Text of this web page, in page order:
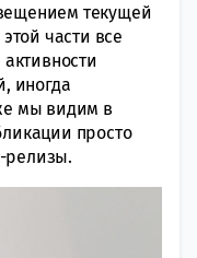
текущей
части все
иногда
мы видим в
просто
релизы.